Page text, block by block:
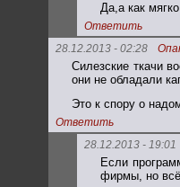
Да,а как
Ответить
28.12.2013 - 02:28
Силезские ткачи
они не обладали
Это к спору о
Ответить
28.12.2013 - 19:01
Если
фирмы, но